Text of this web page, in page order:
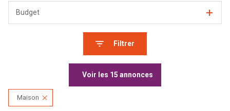
Budget
Filtrer
Voir les 15 annonces
Maison